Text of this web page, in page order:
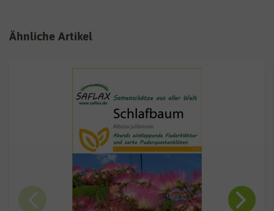
Ähnliche Artikel